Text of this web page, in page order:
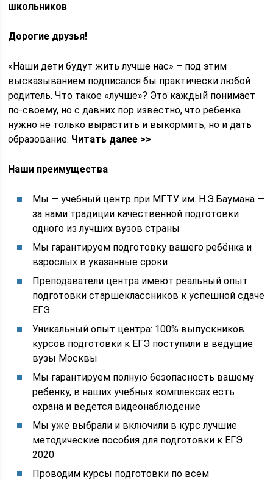
школьников
Дорогие друзья!
«Наши дети будут жить лучше нас» – под этим
высказыванием подписался бы практически любой
родитель. Что такое «лучше»? Это каждый понимает
по-своему, но с давних пор известно, что ребенка
нужно не только вырастить и выкормить, но и дать
образование. Читать далее >>
Наши преимущества
Мы — учебный центр при МГТУ им. Н.Э.Баумана —
за нами традиции качественной подготовки
одного из лучших вузов страны
Мы гарантируем подготовку вашего ребёнка и
взрослых в указанные сроки
Преподаватели центра имеют реальный опыт
подготовки старшеклассников к успешной сдаче
ЕГЭ
Уникальный опыт центра: 100% выпускников
курсов подготовки к ЕГЭ поступили в ведущие
вузы Москвы
Мы гарантируем полную безопасность вашему
ребенку, в наших учебных комплексах есть
охрана и ведется видеонаблюдение
Мы уже выбрали и включили в курс лучшие
методические пособия для подготовки к ЕГЭ
2020
Проводим курсы подготовки по всем